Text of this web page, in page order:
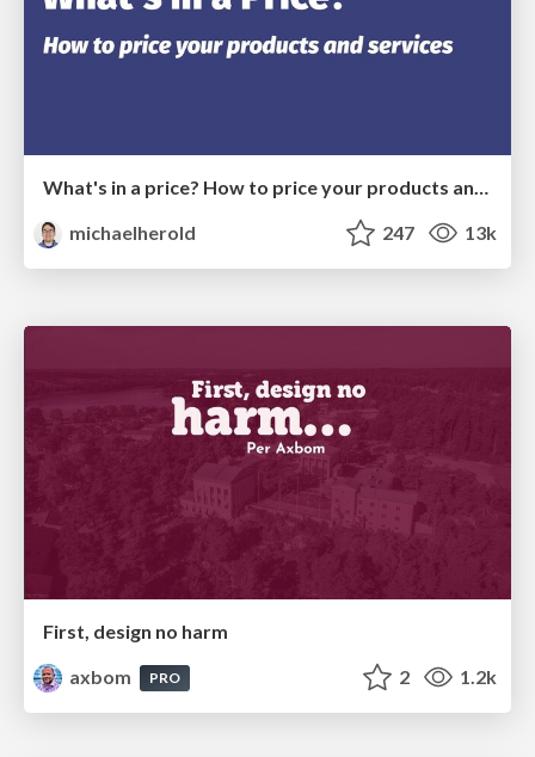
michaelherold
247 13k
First, design no harm
axbom
PRO 2 1.2k